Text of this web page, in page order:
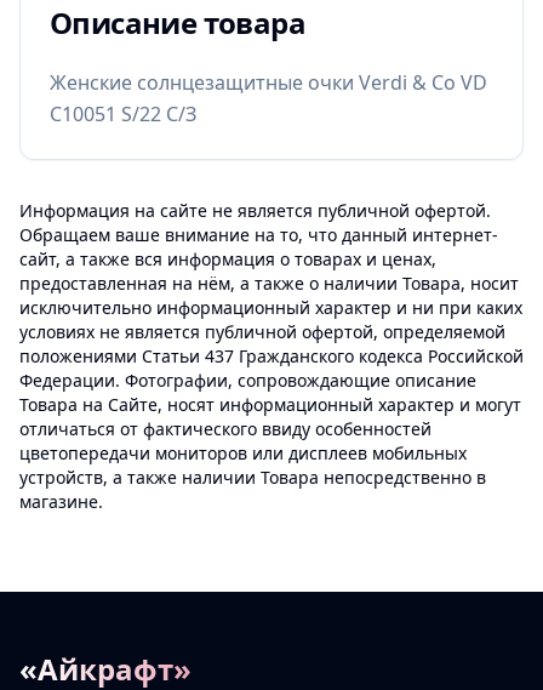
Описание товара
Женские солнцезащитные очки Verdi & Co VD
C10051 S/22 С/З
Информация на сайте не является публичной офертой.
Обращаем ваше внимание на то, что данный интернет-
сайт, а также вся информация о товарах и ценах,
предоставленная на нём, а также о наличии Товара, носит
исключительно информационный характер и ни при каких
условиях не является публичной офертой, определяемой
положениями Статьи 437 Гражданского кодекса Российской
Федерации. Фотографии, сопровождающие описание
Товара на Сайте, носят информационный характер и могут
отличаться от фактического ввиду особенностей
цветопередачи мониторов или дисплеев мобильных
устройств, а также наличии Товара непосредственно в
магазине.
«Айкрафт»